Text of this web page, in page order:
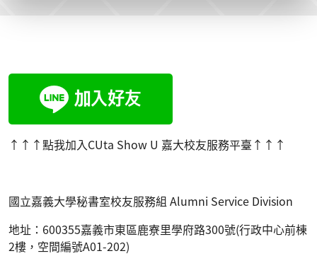
↑↑↑點我加入CUta Show U 嘉大校友服務平臺 ↑↑↑
國立嘉義大學秘書室校友服務組 Alumni Service Division
地址： 600355嘉義市東區鹿寮里學府路300號(行政中心前棟
2樓，空間編號A01-202)